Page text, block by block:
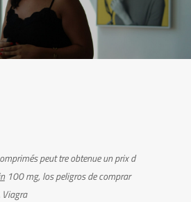
peut tre obtenue un prix d
100 mg, los peligros de comprar
Viagra